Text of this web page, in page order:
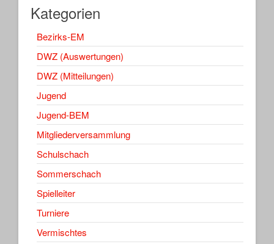
Kategorien
Bezirks-EM
DWZ (Auswertungen)
DWZ (Mitteilungen)
Jugend
Jugend-BEM
Mitgliederversammlung
Schulschach
Sommerschach
Spielleiter
Turniere
Vermischtes